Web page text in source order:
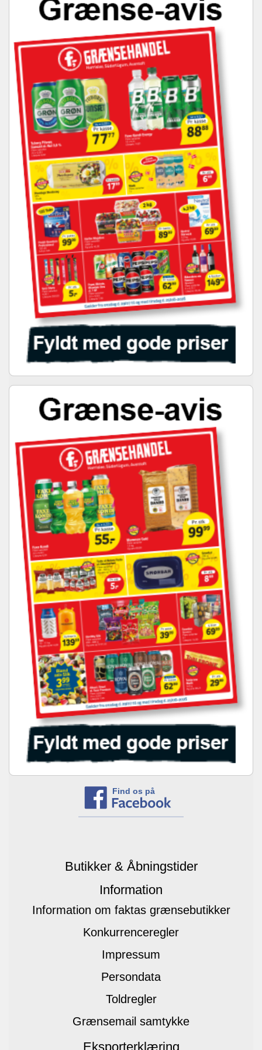
Find os på
Butikker & Åbningstider
Information
Information om faktas grænsebutikker
Konkurrenceregler
Impressum
Persondata
Toldregler
Grænsemail samtykke
Eksporterklæring